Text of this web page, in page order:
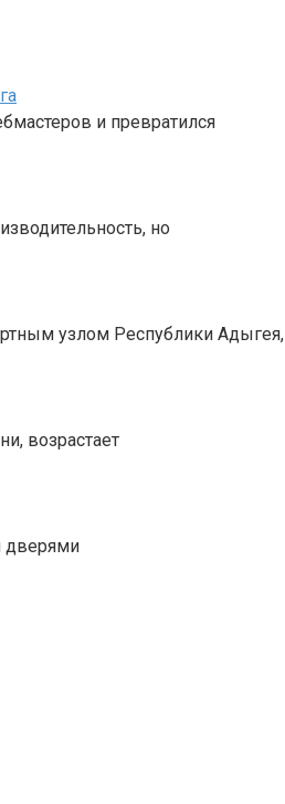
и превратился
но
узлом Республики Адыгея,
возрастает
дверями